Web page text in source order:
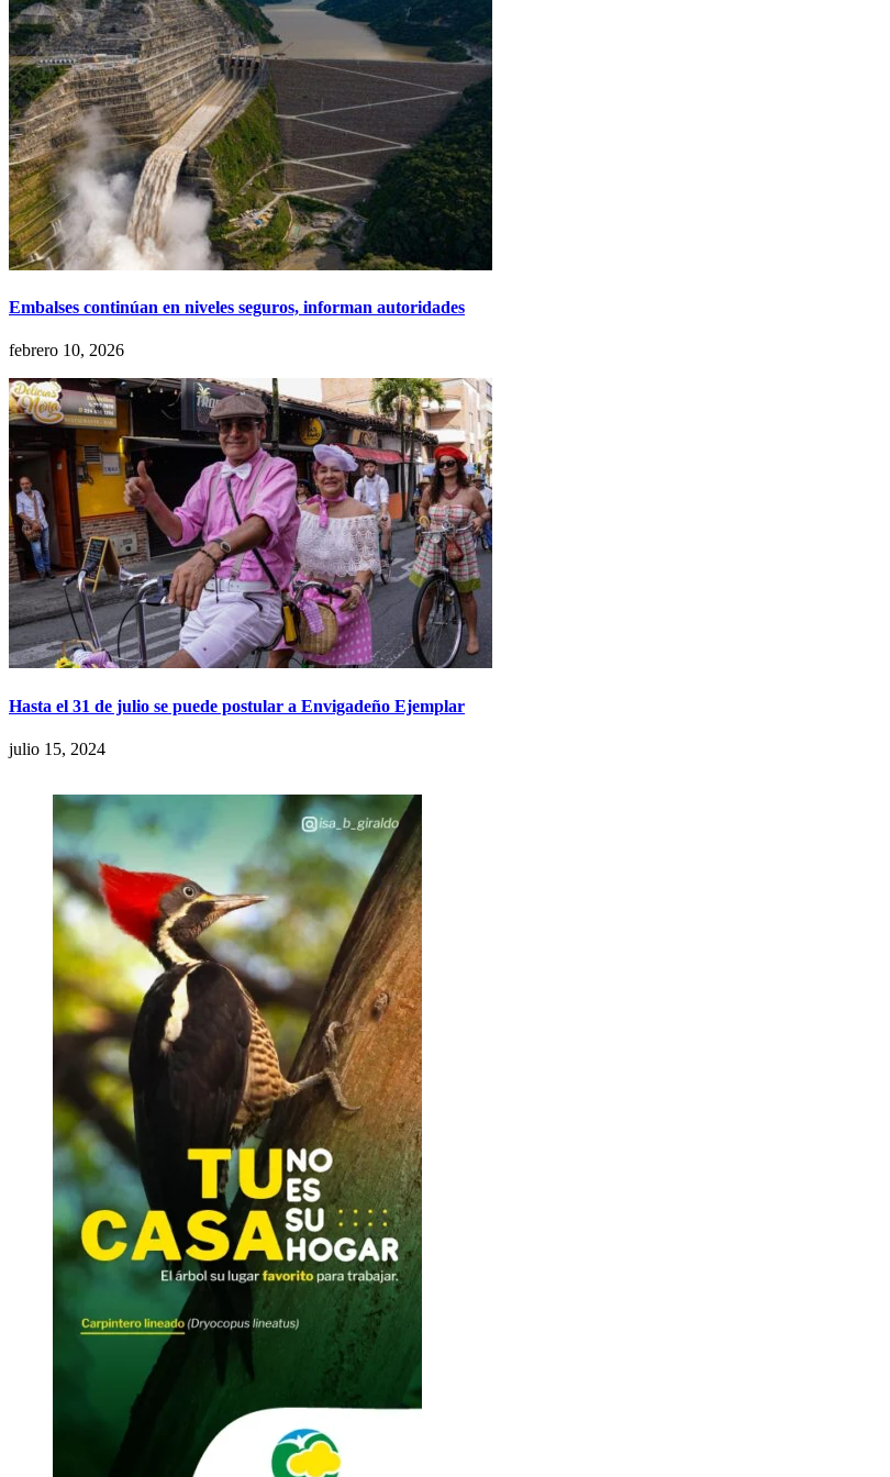
Embalses continúan en niveles seguros, informan autoridades
febrero 10, 2026
Hasta el 31 de julio se puede postular a Envigadeño Ejemplar
julio 15, 2024